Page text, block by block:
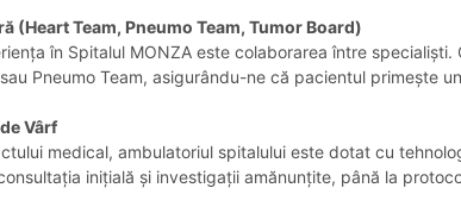
(Heart Team, Pneumo Team, Tumor Board)
în Spitalul MONZA este colaborarea între
Pneumo Team, asigurându-ne că pacientul
Vârf
medical, ambulatoriul spitalului este dotat cu
inițială și investigații amănunțite, până la